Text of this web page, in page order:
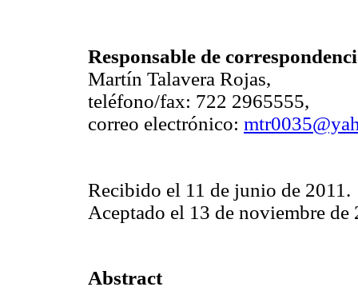
Responsable de
Martín Talavera Rojas,
teléfono/fax: 722 2965555,
correo electrónico:
Recibido el 11 de junio de 2011.
Aceptado el 13 de noviembre de
Abstract